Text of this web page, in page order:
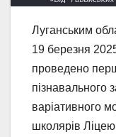
Луганським
19 березня
проведено
пізнавального
варіативного
школярів